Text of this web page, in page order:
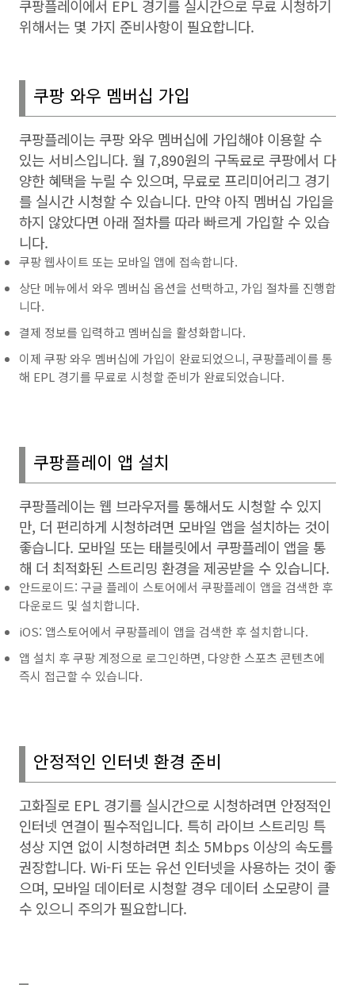
쿠팡플레이에서 EPL 경기를 실시간으로 무료 시청하기
위해서는 몇 가지 준비사항이 필요합니다.
쿠팡 와우 멤버십 가입
쿠팡플레이는 쿠팡 와우 멤버십에 가입해야 이용할 수
있는 서비스입니다. 월 7,890원의 구독료로 쿠팡에서 다
양한 혜택을 누릴 수 있으며, 무료로 프리미어리그 경기
를 실시간 시청할 수 있습니다. 만약 아직 멤버십 가입을
하지 않았다면 아래 절차를 따라 빠르게 가입할 수 있습
니다.
쿠팡 웹사이트 또는 모바일 앱에 접속합니다.
상단 메뉴에서 와우 멤버십 옵션을 선택하고, 가입 절차를 진행합
니다.
결제 정보를 입력하고 멤버십을 활성화합니다.
이제 쿠팡 와우 멤버십에 가입이 완료되었으니, 쿠팡플레이를 통
해 EPL 경기를 무료로 시청할 준비가 완료되었습니다.
쿠팡플레이 앱 설치
쿠팡플레이는 웹 브라우저를 통해서도 시청할 수 있지
만, 더 편리하게 시청하려면 모바일 앱을 설치하는 것이
좋습니다. 모바일 또는 태블릿에서 쿠팡플레이 앱을 통
해 더 최적화된 스트리밍 환경을 제공받을 수 있습니다.
안드로이드: 구글 플레이 스토어에서 쿠팡플레이 앱을 검색한 후
다운로드 및 설치합니다.
iOS: 앱스토어에서 쿠팡플레이 앱을 검색한 후 설치합니다.
앱 설치 후 쿠팡 계정으로 로그인하면, 다양한 스포츠 콘텐츠에
즉시 접근할 수 있습니다.
안정적인 인터넷 환경 준비
고화질로 EPL 경기를 실시간으로 시청하려면 안정적인
인터넷 연결이 필수적입니다. 특히 라이브 스트리밍 특
성상 지연 없이 시청하려면 최소 5Mbps 이상의 속도를
권장합니다. Wi-Fi 또는 유선 인터넷을 사용하는 것이 좋
으며, 모바일 데이터로 시청할 경우 데이터 소모량이 클
수 있으니 주의가 필요합니다.